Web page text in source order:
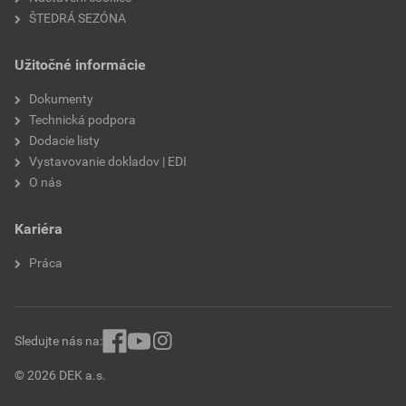
ŠTEDRÁ SEZÓNA
Užitočné informácie
Dokumenty
Technická podpora
Dodacie listy
Vystavovanie dokladov | EDI
O nás
Kariéra
Práca
© 2026 DEK a.s.
Sledujte nás na: